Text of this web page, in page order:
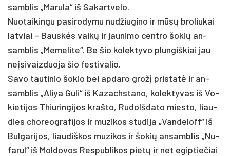
samb­lis „Ma­ru­la“ iš Sa­kart­ve­lo.
Nuo­tai­kin­gu pa­si­ro­dy­mu nu­džiu­gi­no ir mūsų bro­liu­kai
lat­viai – Bauskės vaikų ir jau­ni­mo cent­ro šo­kių an­
samb­lis „Me­me­li­te“. Be šio ko­lek­ty­vo plun­giš­kiai jau
ne­įsi­vaiz­duo­ja šio fes­ti­va­lio.
Sa­vo tau­ti­nio šo­kio bei ap­da­ro grožį pri­statė ir an­
samb­lis „Aliya Gu­li“ iš Ka­zachs­ta­no, ko­lek­ty­vas iš Vo­
kie­ti­jos Thiu­rin­gi­jos kraš­to, Ru­dolš­da­to mies­to, liau­
dies cho­reog­ra­fi­jos ir mu­zi­kos stu­di­ja „Van­de­loff“ iš
Bul­ga­ri­jos, liau­diš­kos mu­zi­kos ir šo­kių an­samb­lis „Nu­
fa­rul“ iš Mol­do­vos Res­pub­li­kos pietų ir net egip­tie­čiai